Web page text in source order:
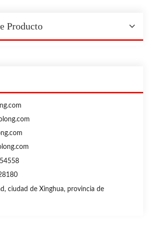
Producto
ciudad de Xinghua, provincia de